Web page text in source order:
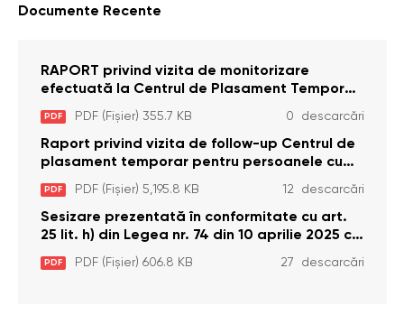
Documente Recente
RAPORT privind vizita de monitorizare
efectuată la Centrul de Plasament Temporar
pentru Persoane cu Dizabilități (Adulte) din s.
Brînzeni, r. Edineț, din data de 25 mai 2026
PDF PDF (Fișier) 355.7 KB 0 descarcări
Raport privind vizita de follow-up Centrul de
plasament temporar pentru persoanele cu
dizabilități (adulte) Bădiceni, Soroca (11 iunie
2026)
PDF PDF (Fișier) 5,195.8 KB 12 descarcări
Sesizare prezentată în conformitate cu art.
25 lit. h) din Legea nr. 74 din 10 aprilie 2025 cu
privire la Curtea Constituțională şi art. 26 din
Legea cu privire la Avocatul Poporului
PDF PDF (Fișier) 606.8 KB 27 descarcări